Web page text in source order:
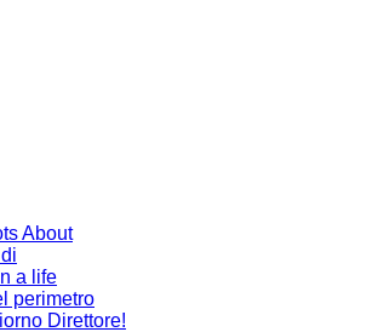
About
a life
perimetro
Direttore!